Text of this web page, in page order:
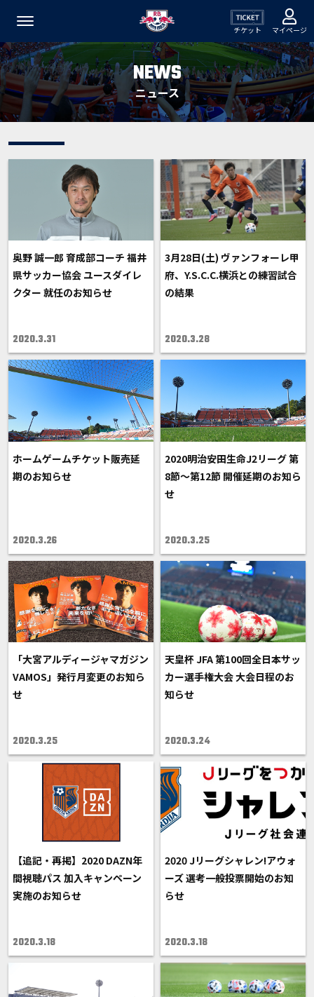
チケット マイページ
NEWS
ニュース
奥野 誠一郎 育成部コーチ 福井
県サッカー協会 ユースダイレ
クター 就任のお知らせ
2020.3.31
3月28日(土) ヴァンフォーレ甲
府、Y.S.C.C.横浜との練習試合
の結果
2020.3.28
ホームゲームチケット販売延
期のお知らせ
2020.3.26
2020明治安田生命J2リーグ 第
8節～第12節 開催延期のお知ら
せ
2020.3.25
「大宮アルディージャマガジン
VAMOS」発行月変更のお知ら
せ
2020.3.25
天皇杯 JFA 第100回全日本サッ
カー選手権大会 大会日程のお
知らせ
2020.3.24
【追記・再掲】2020 DAZN年
間視聴パス 加入キャンペーン
実施のお知らせ
2020.3.18
2020 Jリーグシャレン!アウォ
ーズ 選考一般投票開始のお知
らせ
2020.3.18